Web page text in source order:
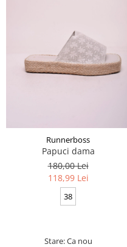
Runnerboss
Papuci dama
180,00 Lei
118,99 Lei
38
Stare: Ca nou